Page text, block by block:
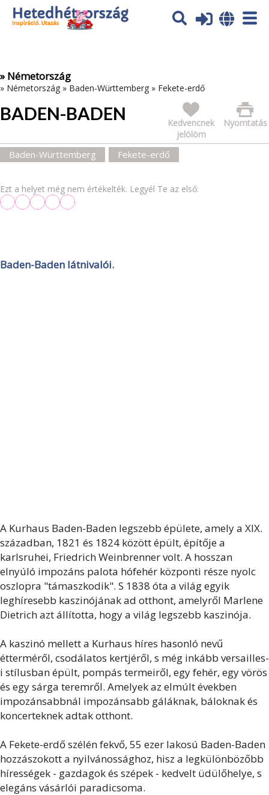
Az oldal sütiket (cookies) használ. További tájékoztatás itt:
Adatvédelmi tájékoztató
» Németország
» Németország » Baden-Württemberg » Fekete-erdő
BADEN-BADEN Nyomtatás
Kedvencnek
jelölöm
Baden-Württemberg Fekete-erdő
Ezt a helyet még nem értékelték. Legyél Te az első:
Baden-Baden látnivalói.
A Kurhaus Baden-Baden legszebb épülete, amely a XIX.
században, 1821 és 1824 között épült, építője a
karlsruhei, Friedrich Weinbrenner volt. A hosszan
elnyúló impozáns palota hófehér központi része nyolc
oszlopra "támaszkodik". S 1838 óta a világ egyik
leghíresebb kaszinójának ad otthont, amelyről Marlene
Dietrich azt állította, hogy a világ legszebb kaszinója.
A kaszinó mellett a Kurhaus híres hasonló nevű
étterméről, csodálatos kertjéről, s még inkább versailles-
i stílusban épült, pompás termeiről, egy fehér, egy vörös
és egy sárga teremről. Amelyek az elmúlt években
impozánsabbnál impozánsabb gáláknak, báloknak és
koncerteknek adtak otthont.
A Fekete-erdő szélén fekvő, 55 ezer lakosú Baden-Baden
hozzászokott a nyilvánossághoz, hisz a legkülönbözőbb
hírességek - gazdagok és szépek - kedvelt üdülőhelye, s
elegáns vásárlói paradicsoma.